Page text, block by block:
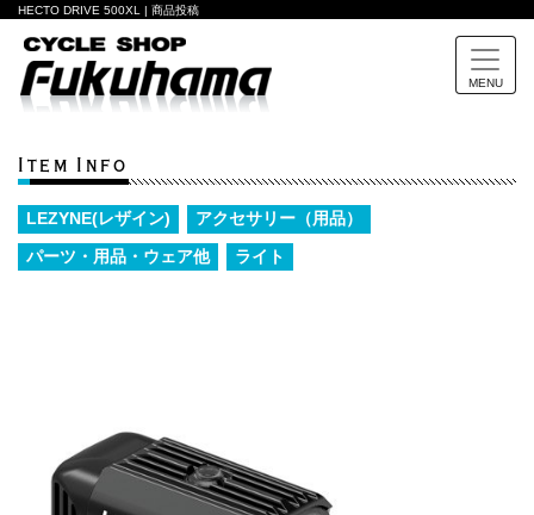
HECTO DRIVE 500XL | 商品投稿
MENU
Item Info
LEZYNE(レザイン) アクセサリー（用品）
パーツ・用品・ウェア他 ライト